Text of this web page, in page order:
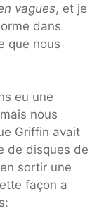
vagues, et je
dans
que nous
eu une
nous
Griffin avait
de disques de
sortir une
façon a